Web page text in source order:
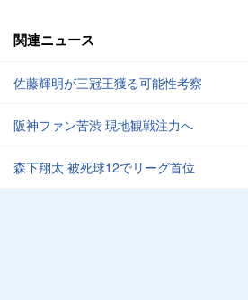
関連ニュース
佐藤輝明が三冠王獲る可能性考察
阪神ファン苦渋 現地観戦注力へ
森下翔太 被死球12でリーグ首位